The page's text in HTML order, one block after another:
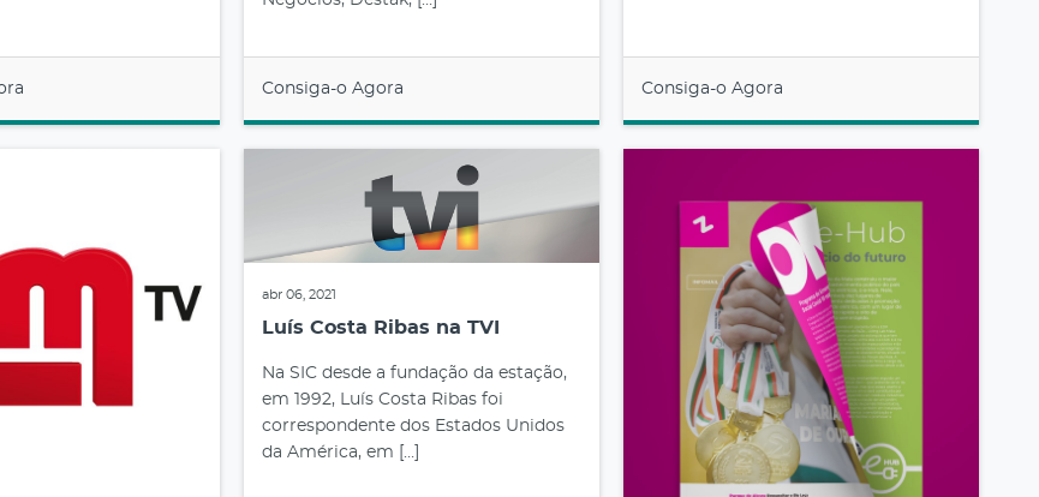
Consiga-o Agora Consiga-o Agora
abr 06, 2021
Luís Costa Ribas na TVI
Na SIC desde a fundação da estação,
em 1992, Luís Costa Ribas foi
correspondente dos Estados Unidos
da América, em […]